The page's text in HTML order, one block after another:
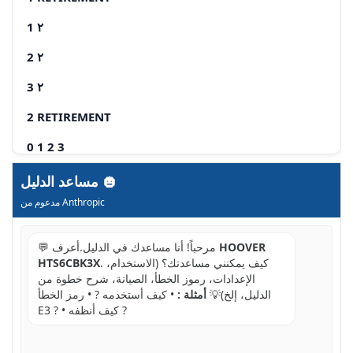
1 ۲
2 ۲
3 ۲
2 RETIREMENT
0 1 2 3
مدعوم من Anthropic
💬 مرحباً! أنا مساعدك في الدليل.أعرف HOOVER
HTS6CBK3X. كيف يمكنني مساعدتك؟ (الاستخدام،
الإعدادات، رموز الخطأ، الصيانة، شرح خطوة من
الدليل، إلخ)💡 أمثلة : • كيف أستخدمه ? • رمز الخطأ
E3 ? • كيف أنظفه ?